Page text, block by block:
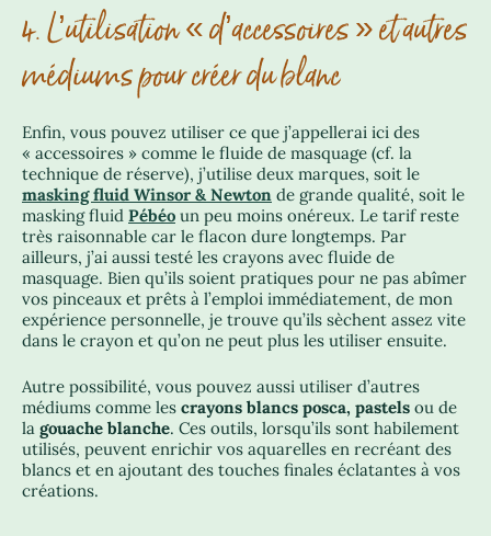
4. L’utilisation « d’accessoires » et autres
médiums pour créer du blanc
Enfin, vous pouvez utiliser ce que j’appellerai ici des
« accessoires » comme le fluide de masquage (cf. la
technique de réserve), j’utilise deux marques, soit le
masking fluid Winsor & Newton de grande qualité, soit le
masking fluid Pébéo un peu moins onéreux. Le tarif reste
très raisonnable car le flacon dure longtemps. Par
ailleurs, j’ai aussi testé les crayons avec fluide de
masquage. Bien qu’ils soient pratiques pour ne pas abîmer
vos pinceaux et prêts à l’emploi immédiatement, de mon
expérience personnelle, je trouve qu’ils sèchent assez vite
dans le crayon et qu’on ne peut plus les utiliser ensuite.
Autre possibilité, vous pouvez aussi utiliser d’autres
médiums comme les crayons blancs posca, pastels ou de
la gouache blanche. Ces outils, lorsqu’ils sont habilement
utilisés, peuvent enrichir vos aquarelles en recréant des
blancs et en ajoutant des touches finales éclatantes à vos
créations.